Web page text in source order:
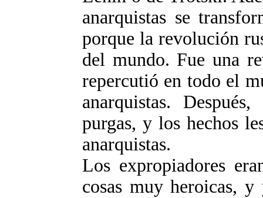
anarquistas se
porque la revolución
del mundo. Fue una
repercutió en todo el
anarquistas.
purgas, y los hechos
anarquistas.
Los expropiadores
cosas muy heroicas,